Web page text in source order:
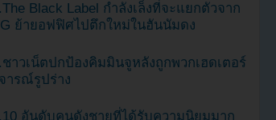
Black Label กำลังเล็งที่จะแยกตัวจาก
ย้ายอฟฟิศไปตึกใหม่ในฮันนัมดง
ชาวเน็ตปกป้องคิมมินจูหลังถูกพวกเฮดเตอร์
ารณ์รูปร่าง
อันดับคนดังชายที่ได้รับความนิยมมาก